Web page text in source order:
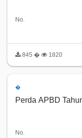
No.
845 � 1820
�
Perda APBD
No.